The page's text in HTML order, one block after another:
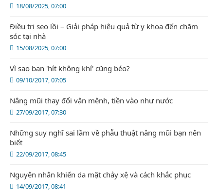
18/08/2025, 07:00
15/08/2025, 07:00
Điều trị sẹo lồi – Giải pháp hiệu quả từ y khoa đến chăm
sóc tại nhà
09/10/2017, 07:05
Vì sao bạn 'hít không khí' cũng béo?
27/09/2017, 07:30
Nâng mũi thay đổi vận mệnh, tiền vào như nước
22/09/2017, 08:45
Những suy nghĩ sai lầm về phẫu thuật nâng mũi bạn nên
biết
14/09/2017, 08:41
Nguyên nhân khiến da mặt chảy xệ và cách khắc phục